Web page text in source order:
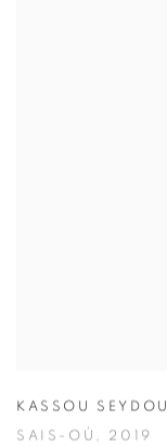
KASSOU SEYDOU
SAIS-OÙ , 2019